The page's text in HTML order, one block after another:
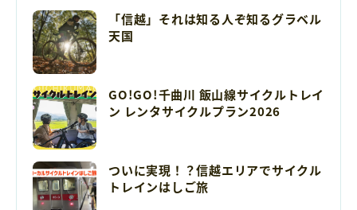
「信越」それは知る人ぞ知るグラベル
天国
GO!GO!千曲川 飯山線サイクルトレイ
ン レンタサイクルプラン2026
ついに実現！？信越エリアでサイクル
トレインはしご旅